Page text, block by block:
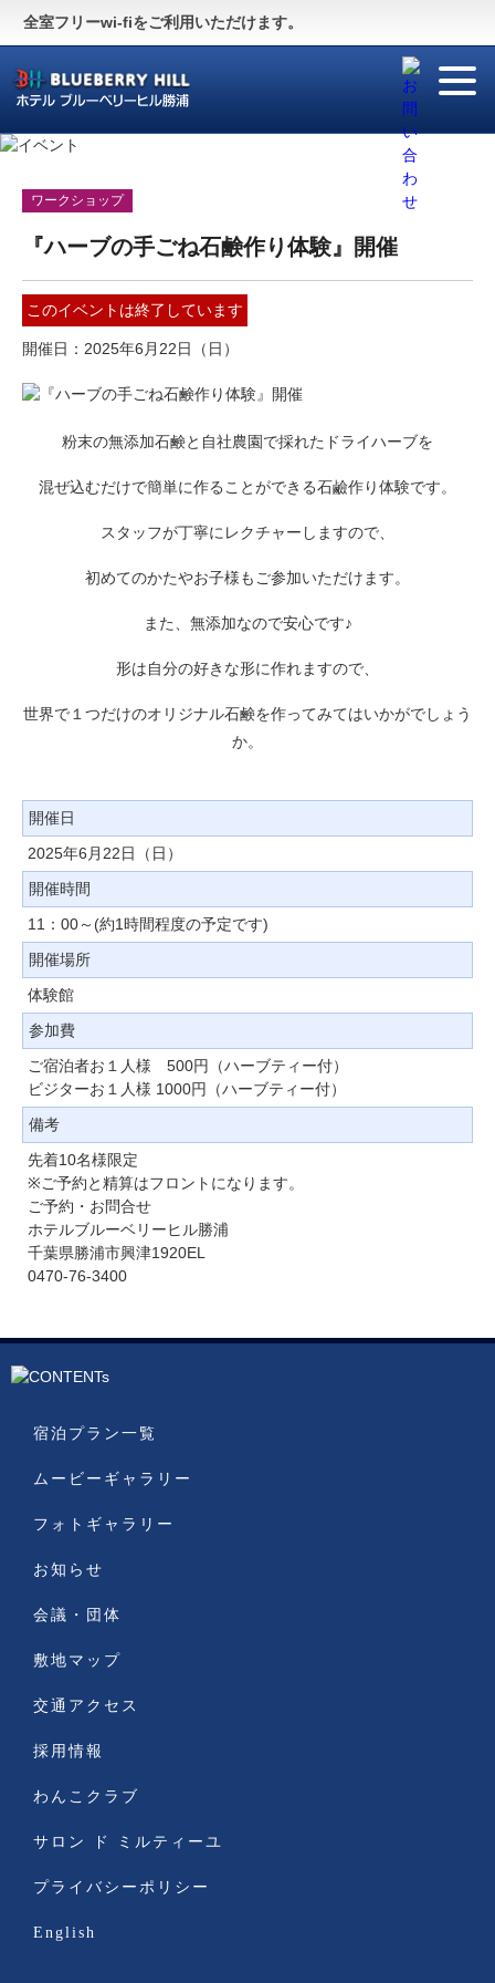
全室フリーwi-fiをご利用いただけます。
Guide 〜施設のご案内〜
For Visitor 〜English Site〜
ワークショップ
『ハーブの手ごね石鹸作り体験』開催
このイベントは終了しています
開催日 2025年6月22日（日）
粉末の無添加石鹸と自社農園で採れたドライハーブを
混ぜ込むだけで簡単に作ることができる石鹼作り体験です。
スタッフが丁寧にレクチャーしますので、
初めてのかたやお子様もご参加いただけます。
また、無添加なので安心です♪
形は自分の好きな形に作れますので、
世界で１つだけのオリジナル石鹸を作ってみてはいかがでしょう
か。
開催日
2025年6月22日（日）
開催時間
11：00～(約1時間程度の予定です)
開催場所
体験館
参加費
ご宿泊者お１人様 500円（ハーブティー付）
ビジターお１人様 1000円（ハーブティー付）
備考
先着10名様限定
※ご予約と精算はフロントになります。
ご予約・お問合せ
ホテルブルーベリーヒル勝浦
千葉県勝浦市興津1920EL
0470-76-3400
宿泊プラン一覧
ムービーギャラリー
フォトギャラリー
お知らせ
会議・団体
敷地マップ
交通アクセス
採用情報
わんこクラブ
サロン ド ミルティーユ
プライバシーポリシー
English